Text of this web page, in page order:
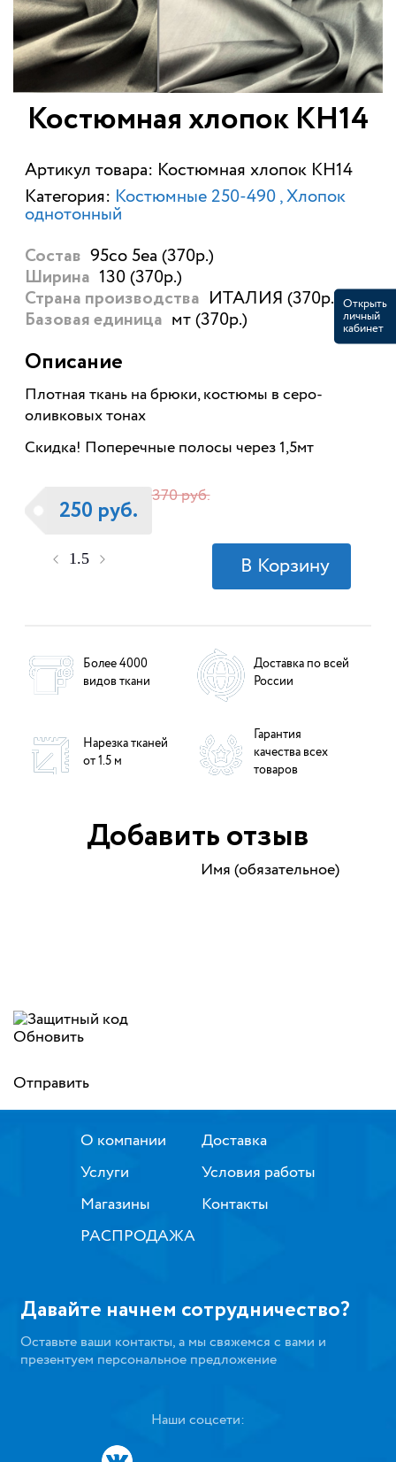
Костюмная хлопок КН14
Артикул товара: Костюмная хлопок КН14
Категория: Костюмные 250-490 Хлопок
однотонный
Состав 95со 5еа (370р.)
Ширина 130 (370р.)
Страна производства ИТАЛИЯ (370р.)
Базовая единица мт (370р.)
Описание
Плотная ткань на брюки, костюмы в серо-
оливковых тонах
Скидка! Поперечные полосы через 1,5мт
370 руб.
250 руб.
Более 4000
видов ткани
Доставка по всей
России
Нарезка тканей
от 1.5 м
Гарантия
качества всех
товаров
Добавить отзыв
Имя (обязательное)
Обновить
Отправить
Открыть
личный
кабинет
О компании
Услуги
Магазины
РАСПРОДАЖА
Доставка
Условия работы
Контакты
Давайте начнем сотрудничество?
Оставьте ваши контакты, а мы свяжемся с вами и
презентуем персональное предложение
Наши соцсети: